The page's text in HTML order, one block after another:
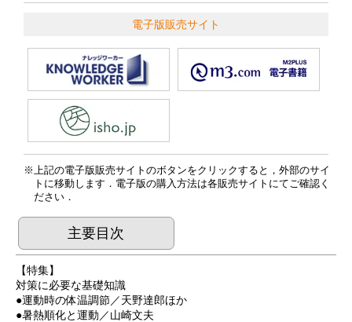
電子版販売サイト
上記の電子版販売サイトのボタンをクリックすると，外部のサイ
トに移動します．電子版の購入方法は各販売サイトにてご確認く
ださい．
主要目次
【特集】
対策に必要な基礎知識
●運動時の体温調節／天野達郎ほか
●暑熱順化と運動／山崎文夫